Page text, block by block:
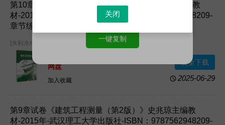
第10章试卷《建筑工程测量（第2版）》史兆琼主编教
材-2015年-武汉理工大学出版社-ISBN：9787562948209-
章节练习试题库下载
[水利水电工程]
网盘
加入收藏 2025-06-29
安全下载
第9章试卷《建筑工程测量（第2版）》史兆琼主编教
材-2015年-武汉理工大学出版社-ISBN：9787562948209-
关闭
一键复制